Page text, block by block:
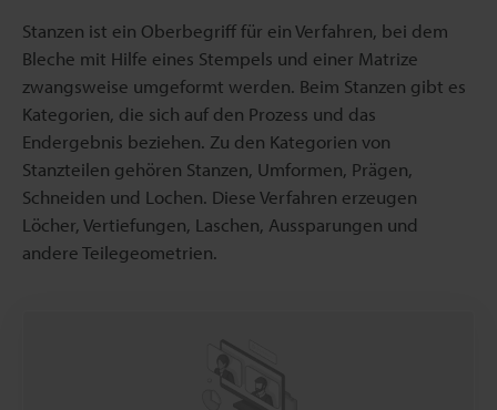
Stanzen ist ein Oberbegriff für ein Verfahren, bei dem
Bleche mit Hilfe eines Stempels und einer Matrize
zwangsweise umgeformt werden. Beim Stanzen gibt es
Kategorien, die sich auf den Prozess und das
Endergebnis beziehen. Zu den Kategorien von
Stanzteilen gehören Stanzen, Umformen, Prägen,
Schneiden und Lochen. Diese Verfahren erzeugen
Löcher, Vertiefungen, Laschen, Aussparungen und
andere Teilegeometrien.